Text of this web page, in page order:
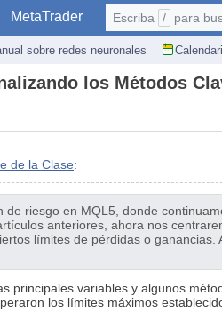
MetaTrader
sobre redes neuronales
Escriba / para
los Métodos
de la Clase:
riesgo en MQL5, donde
anteriores, ahora nos
límites de pérdidas o
principales variables y algunos
los límites máximos